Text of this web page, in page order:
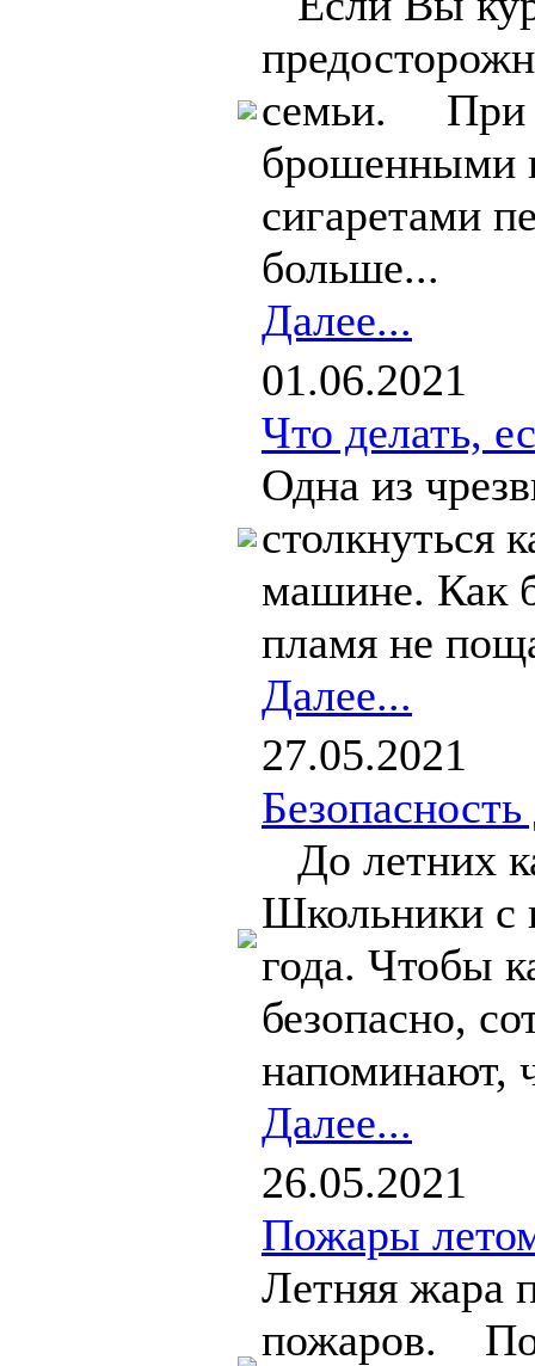
семьи. При
брошенными
сигаретами
больше...
Далее...
01.06.2021
Что делать,
Одна из
столкнуться
машине. Как
пламя не
Далее...
27.05.2021
До летних
Школьники с
года. Чтобы
безопасно,
напоминают,
Далее...
26.05.2021
Пожары
Летняя жара
пожаров.